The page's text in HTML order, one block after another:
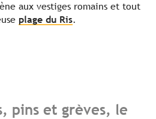
aux vestiges romains et tout
plage du Ris.
pins et grèves, le